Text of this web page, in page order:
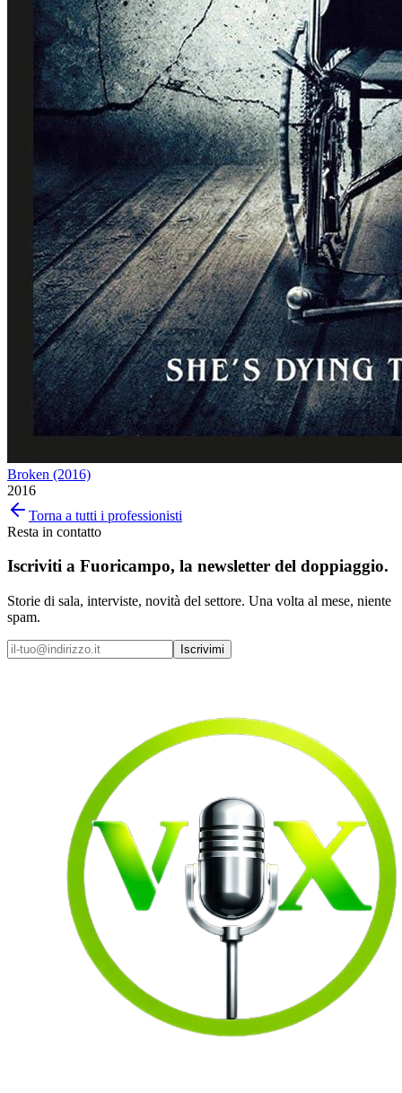
Broken (2016)
2016
Torna a tutti i professionisti
Resta in contatto
Iscriviti a Fuoricampo, la newsletter del doppiaggio.
Storie di sala, interviste, novità del settore. Una volta al mese, niente
spam.
Iscrivimi